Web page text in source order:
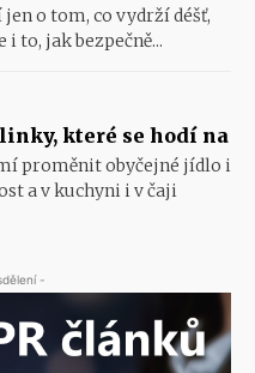
o tom, co vydrží déšť,
to, jak bezpečně...
které se hodí na
proměnit obyčejné jídlo i
a v kuchyni i v čaji
-